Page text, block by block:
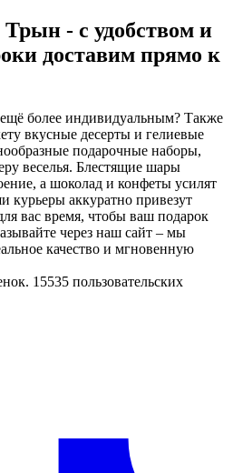
Трын - с удобством и
доставим прямо к
ещё более индивидуальным? Также
вкусные десерты и гелиевые
подарочные наборы,
веселья. Блестящие шары
а шоколад и конфеты усилят
курьеры аккуратно привезут
вас время, чтобы ваш подарок
через наш сайт – мы
качество и мгновенную
15535 пользовательских